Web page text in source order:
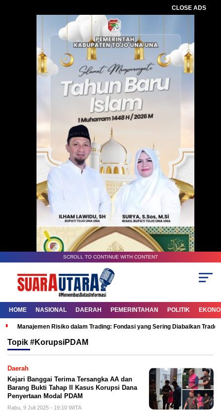
CLOSE ADS
SCROLL TO CONTINUE WITH CONTENT
HOME NASIONAL DAERAH PEMERINTAHAN POLITIK
Manajemen Risiko dalam Trading: Fondasi yang Sering Diabaikan
Topik #KorupsiPDAM
Daerah
Kejari Banggai Terima Tersangka AA dan
Barang Bukti Tahap II Kasus Korupsi Dana
Penyertaan Modal PDAM
Rabu, 9 Juli 2025 - 19:10 WITA